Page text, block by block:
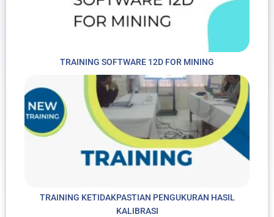
TRAINING SOFTWARE 12D FOR MINING
TRAINING KETIDAKPASTIAN PENGUKURAN HASIL
KALIBRASI